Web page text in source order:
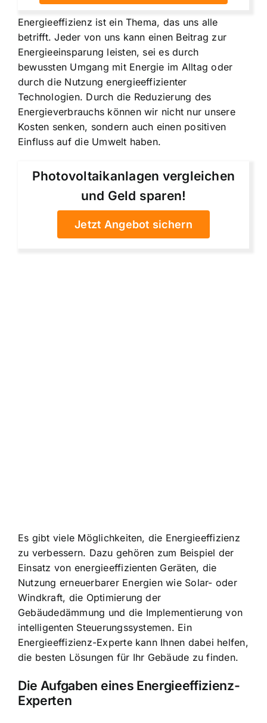
Energieeffizienz ist ein Thema, das uns alle
betrifft. Jeder von uns kann einen Beitrag zur
Energieeinsparung leisten, sei es durch
bewussten Umgang mit Energie im Alltag oder
durch die Nutzung energieeffizienter
Technologien. Durch die Reduzierung des
Energieverbrauchs können wir nicht nur unsere
Kosten senken, sondern auch einen positiven
Einfluss auf die Umwelt haben.
Photovoltaikanlagen vergleichen
und Geld sparen!
Jetzt Angebot sichern
Es gibt viele Möglichkeiten, die Energieeffizienz
zu verbessern. Dazu gehören zum Beispiel der
Einsatz von energieeffizienten Geräten, die
Nutzung erneuerbarer Energien wie Solar- oder
Windkraft, die Optimierung der
Gebäudedämmung und die Implementierung von
intelligenten Steuerungssystemen. Ein
Energieeffizienz-Experte kann Ihnen dabei helfen,
die besten Lösungen für Ihr Gebäude zu finden.
Die Aufgaben eines Energieeffizienz-
Experten